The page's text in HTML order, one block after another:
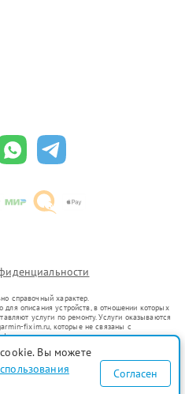
справочный характер.
описания устройств, в отношении которых
услуги по ремонту. Услуги оказываются
fixim.ru, которые не связаны с
представителями.
в гражданский оборот в соответствии
цели индивидуализации услуг или введения
о предоставляемых услугах по
Вы можете
Согласен